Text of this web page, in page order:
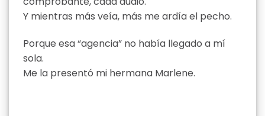
Y mientras más veía, más me ardía el pecho.
Porque esa “agencia” no había llegado a mí
sola.
Me la presentó mi hermana Marlene.